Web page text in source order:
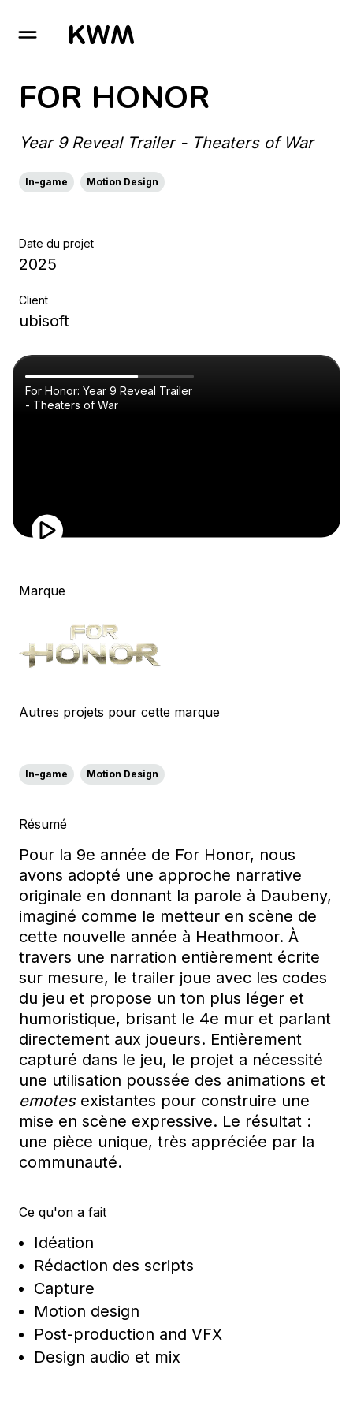
GO TO HOMEPAGE
FOR HONOR
Year 9 Reveal Trailer - Theaters of War
In-game Motion Design
Date du projet
2025
Client
ubisoft
For Honor: Year 9 Reveal Trailer
- Theaters of War
Marque
Autres projets pour cette marque
In-game Motion Design
Résumé
Pour la 9e année de For Honor, nous
avons adopté une approche narrative
originale en donnant la parole à Daubeny,
imaginé comme le metteur en scène de
cette nouvelle année à Heathmoor. À
travers une narration entièrement écrite
sur mesure, le trailer joue avec les codes
du jeu et propose un ton plus léger et
humoristique, brisant le 4e mur et parlant
directement aux joueurs. Entièrement
capturé dans le jeu, le projet a nécessité
une utilisation poussée des animations et
emotesexistantes pour construire une
mise en scène expressive. Le résultat :
une pièce unique, très appréciée par la
communauté.
Ce qu'on a fait
Idéation
Rédaction des scripts
Capture
Motion design
Post-production and VFX
Design audio et mix